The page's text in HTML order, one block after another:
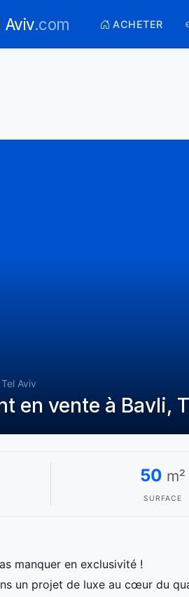
Aviv.com ACHETER
Aviv
en vente à Bavli,
50 m²
SURFACE
manquer en exclusivité !
un projet de luxe au cœur du